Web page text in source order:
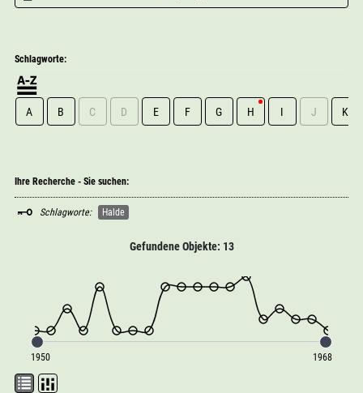
Gefundene Objekte: 13
1950 1968
Schlagworte:
A B C D E F G H I J K
Ihre Recherche - Sie suchen:
Schlagworte: Halde